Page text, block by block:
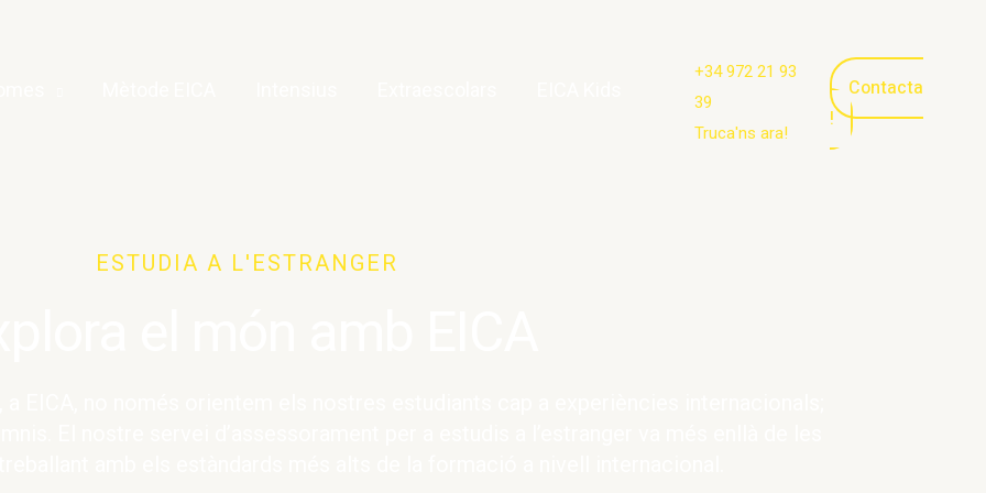
+34 972 21 93
39
Truca'ns ara!
Contacta
!
ESTUDIA A L'ESTRANGER